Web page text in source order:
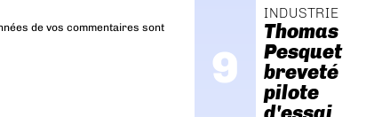
de vos commentaires sont
INDUSTRIE
Thomas
Pesquet
breveté
pilote